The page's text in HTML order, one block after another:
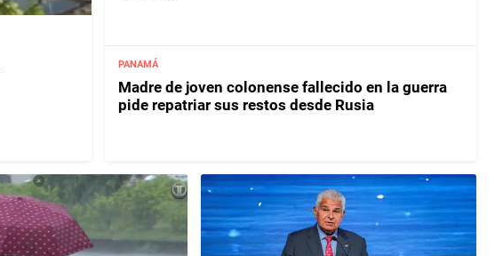
PANAMÁ
Madre de joven colonense fallecido en la guerra
pide repatriar sus restos desde Rusia